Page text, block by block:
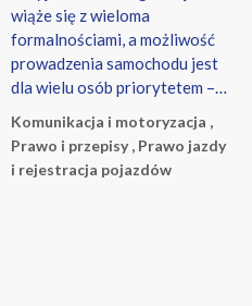
przepisy 2026
wiąże się z wieloma
formalnościami, a możliwość
prowadzenia samochodu jest
dla wielu osób priorytetem –
jak i zawodowym.
Komunikacja i motoryzacja ,
Prawo i przepisy , Prawo jazdy
i rejestracja pojazdów